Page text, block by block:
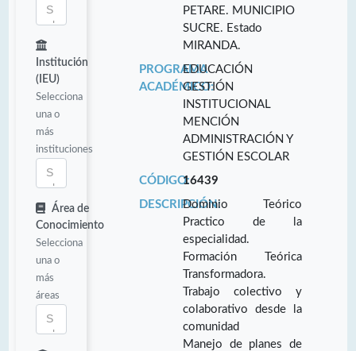
Institución
(IEU)
Selecciona
una o
más
instituciones
Área de
Conocimiento
Selecciona
una o
más
áreas
PETARE. MUNICIPIO
SUCRE. Estado
MIRANDA.
PROGRAMA
ACADÉMICO:
EDUCACIÓN
GESTIÓN
INSTITUCIONAL
MENCIÓN
ADMINISTRACIÓN Y
GESTIÓN ESCOLAR
CÓDIGO:16439
DESCRIPCIÓN:Dominio Teórico
Practico de la
especialidad.
Formación Teórica
Transformadora.
Trabajo colectivo y
colaborativo desde la
comunidad
Manejo de planes de